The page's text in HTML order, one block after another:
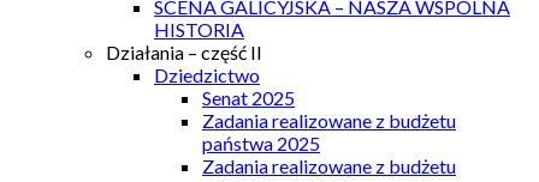
SCENA GALICYJSKA – NASZA WSPÓLNA
HISTORIA
Działania – część II
Dziedzictwo
Senat 2025
Zadania realizowane z budżetu
państwa 2025
Zadania realizowane z budżetu